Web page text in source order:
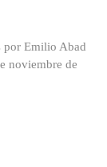
por Emilio Abad
noviembre de